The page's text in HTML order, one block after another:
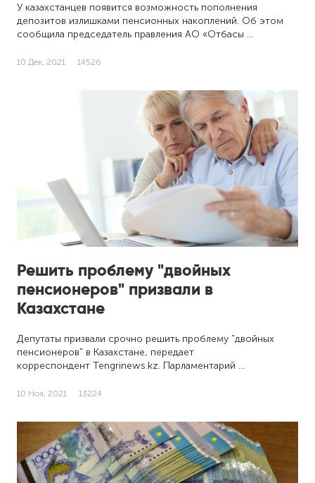
У казахстанцев появится возможность пополнения
депозитов излишками пенсионных накоплений. Об этом
сообщила председатель правления АО «Отбасы …
10 Дек, 2021 14526
Решить проблему "двойных
пенсионеров" призвали в
Казахстане
Депутаты призвали срочно решить проблему "двойных
пенсионеров" в Казахстане, передает
корреспондент Tengrinews.kz. Парламентарий …
10 Ноя, 2021 13224